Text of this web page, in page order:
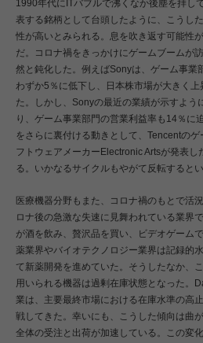
1990年代にITバブルで沸くなか後塵を拝し
表する銘柄として台頭したように、こうし
性が高いとみられる。息を吹き返す可能性
だ。コロナ禍をきっかけにゲームブームが
然と鈍化した。例えばSonyは、ゲーム事業
わずか5％に低下し、日本株市場が大きく
た。しかし、Sonyの最近の業績が示すよう
り、ゲーム事業部門の営業利益率も14％に
をさらに裏付ける動きとして、Tencentの
フトウェアメーカーElectronic Artsが発表し
る。いかなるサイクルもやがて反転すると
医療機器分野もまた、コロナ禍のもとで活
ロナ後の急激な失速に見舞われている業界
が酒を飲み、贅沢品を買い、ビデオゲーム
薬業界やバイオテクノロジー業界は記録的
て新薬開発を進めていた。そうしたなか、
用いられる機器は過剰在庫状態となった。
業は、主要最終市場における在庫水準の高
戦してきた。幸いにも、こうした傾向は曲
全体の受注と出荷が加速している。この変